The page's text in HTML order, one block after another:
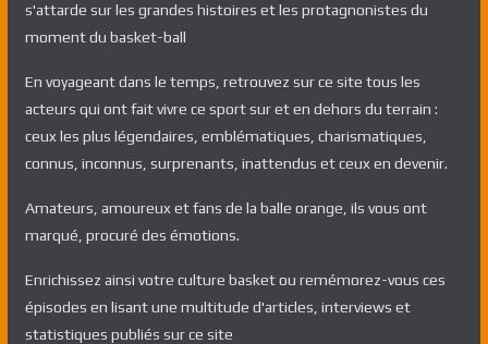
s'attarde sur les grandes histoires et les protagnonistes du
moment du basket-ball
En voyageant dans le temps, retrouvez sur ce site tous les
acteurs qui ont fait vivre ce sport sur et en dehors du terrain :
ceux les plus légendaires, emblématiques, charismatiques,
connus, inconnus, surprenants, inattendus et ceux en devenir.
Amateurs, amoureux et fans de la balle orange, ils vous ont
marqué, procuré des émotions.
Enrichissez ainsi votre culture basket ou remémorez-vous ces
épisodes en lisant une multitude d'articles, interviews et
statistiques publiés sur ce site